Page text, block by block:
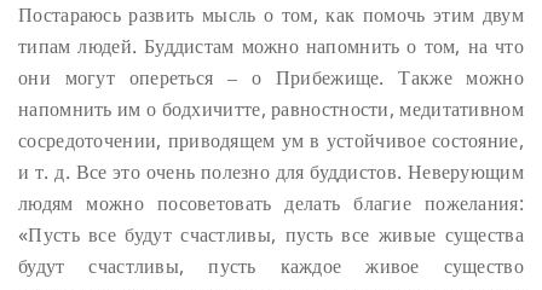
Постараюсь развить мысль о том, как помочь этим двум
типам людей. Буддистам можно напомнить о том, на что
они могут опереться ‒ о Прибежище. Также можно
напомнить им о бодхичитте, равностности, медитативном
сосредоточении, приводящем ум в устойчивое состояние,
и т. д. Все это очень полезно для буддистов. Неверующим
людям можно посоветовать делать благие пожелания:
«Пусть все будут счастливы, пусть все живые существа
будут счастливы, пусть каждое живое существо